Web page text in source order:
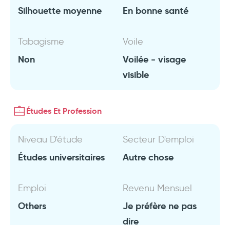
Silhouette moyenne En bonne santé
Tabagisme
Non
Voile
Voilée - visage
visible
Études Et Profession
Niveau D'étude
Études universitaires
Secteur D'emploi
Autre chose
Emploi
Others
Revenu Mensuel
Je préfère ne pas
dire